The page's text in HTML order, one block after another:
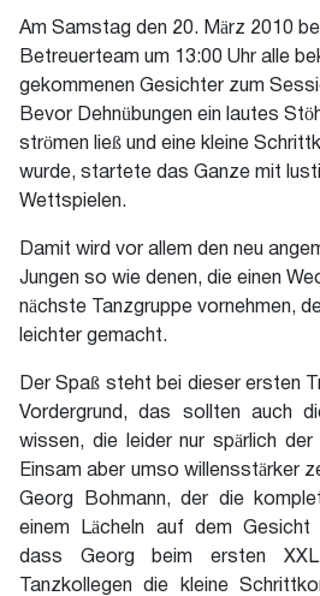
Am Samstag den 20. März 2010
Betreuerteam um 13:00 Uhr alle
gekommenen Gesichter zum
Bevor Dehnübungen ein lautes
strömen ließ und eine kleine
wurde, startete das Ganze mit
Wettspielen.
Damit wird vor allem den neu
Jungen so wie denen, die einen
nächste Tanzgruppe vornehmen,
leichter gemacht.
Der Spaß steht bei dieser ersten
Vordergrund, das sollten auch
wissen, die leider nur spärlich
Einsam aber umso willensstärker
Georg Bohmann, der die
einem Lächeln auf dem Gesicht
dass Georg beim ersten
Tanzkollegen die kleine